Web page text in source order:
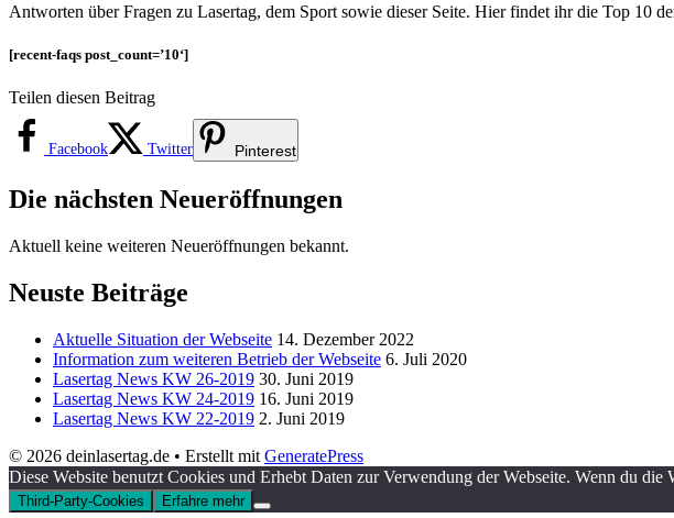
Antworten über Fragen zu Lasertag, dem Sport sowie dieser Seite. Hier findet ihr die Top 10
[recent-faqs post_count=’10‘]
Teilen diesen Beitrag
Facebook Twitter Pinterest
Die nächsten Neueröffnungen
Aktuell keine weiteren Neueröffnungen bekannt.
Neuste Beiträge
Aktuelle Situation der Webseite 14. Dezember 2022
Information zum weiteren Betrieb der Webseite 6. Juli 2020
Lasertag News KW 26-2019 30. Juni 2019
Lasertag News KW 24-2019 16. Juni 2019
Lasertag News KW 22-2019 2. Juni 2019
© 2026 deinlasertag.de • Erstellt mit GeneratePress
Diese Website benutzt Cookies und Erhebt Daten zur Verwendung der Webseite. Wenn du
Third-Party-Cookies
Erfahre mehr